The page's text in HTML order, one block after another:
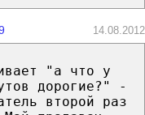
14.08.2012
"а что у
дорогие?" -
второй раз